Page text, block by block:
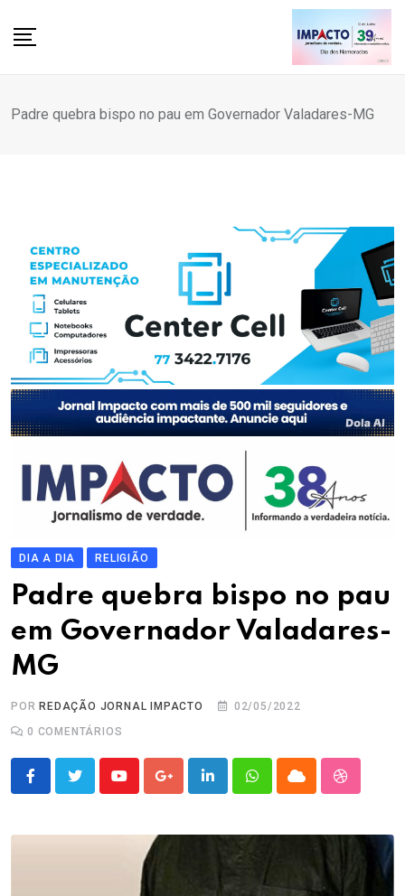
Padre quebra bispo no pau em Governador Valadares-MG
DIA A DIA RELIGIÃO
Padre quebra bispo no pau
em Governador Valadares-
MG
POR REDAÇÃO JORNAL IMPACTO
02/05/2022
0 COMENTÁRIOS
YoutubeGoogle+LinkedInWhatsappCloud